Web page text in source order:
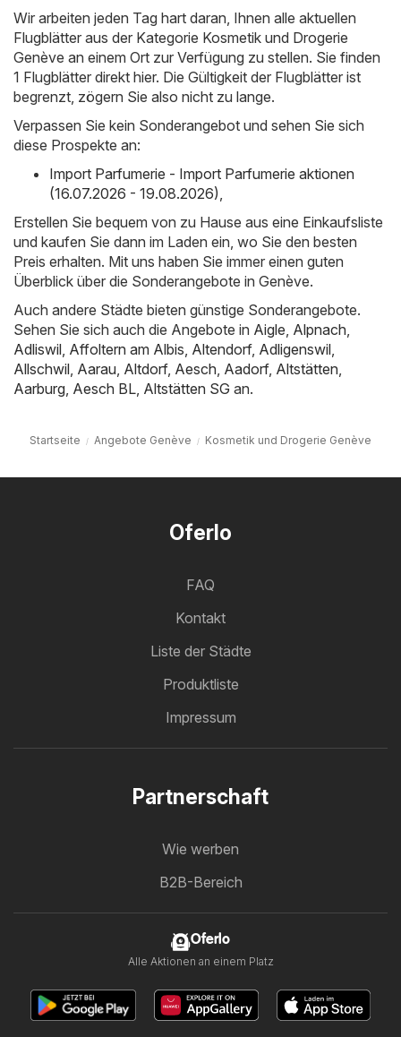
Wir arbeiten jeden Tag hart daran, Ihnen alle aktuellen
Flugblätter aus der Kategorie Kosmetik und Drogerie
Genève an einem Ort zur Verfügung zu stellen. Sie finden
1 Flugblätter direkt hier. Die Gültigkeit der Flugblätter ist
begrenzt, zögern Sie also nicht zu lange.
Verpassen Sie kein Sonderangebot und sehen Sie sich
diese Prospekte an:
Import Parfumerie - Import Parfumerie aktionen
(16.07.2026 - 19.08.2026),
Erstellen Sie bequem von zu Hause aus eine Einkaufsliste
und kaufen Sie dann im Laden ein, wo Sie den besten
Preis erhalten. Mit uns haben Sie immer einen guten
Überblick über die Sonderangebote in Genève.
Auch andere Städte bieten günstige Sonderangebote.
Sehen Sie sich auch die Angebote in Aigle, Alpnach,
Adliswil, Affoltern am Albis, Altendorf, Adligenswil,
Allschwil, Aarau, Altdorf, Aesch, Aadorf, Altstätten,
Aarburg, Aesch BL, Altstätten SG an.
Startseite Angebote Genève Kosmetik und Drogerie Genève
Oferlo
FAQ
Kontakt
Liste der Städte
Produktliste
Impressum
Partnerschaft
Wie werben
B2B-Bereich
Oferlo
Alle Aktionen an einem Platz